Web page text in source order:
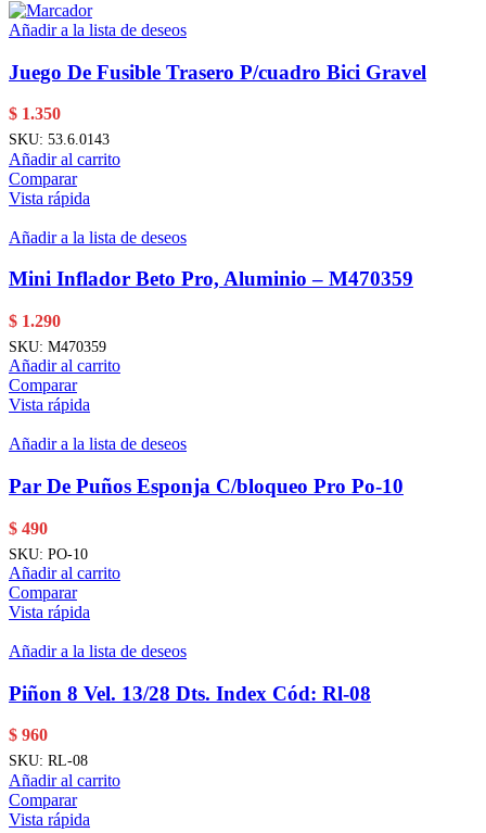
Añadir a la lista de deseos
Juego De Fusible Trasero P/cuadro Bici Gravel
$ 1.350
SKU: 53.6.0143
Añadir al carrito
Comparar
Vista rápida
Añadir a la lista de deseos
Mini Inflador Beto Pro, Aluminio – M470359
$ 1.290
SKU: M470359
Añadir al carrito
Comparar
Vista rápida
Añadir a la lista de deseos
Par De Puños Esponja C/bloqueo Pro Po-10
$ 490
SKU: PO-10
Añadir al carrito
Comparar
Vista rápida
Añadir a la lista de deseos
Piñon 8 Vel. 13/28 Dts. Index Cód: Rl-08
$ 960
SKU: RL-08
Añadir al carrito
Comparar
Vista rápida